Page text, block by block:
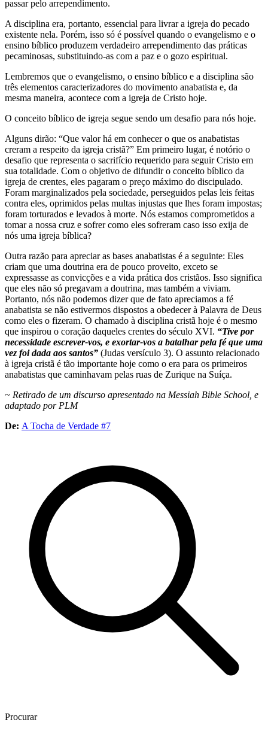
passar pelo arrependimento.
A disciplina era, portanto, essencial para livrar a igreja do pecado
existente nela. Porém, isso só é possível quando o evangelismo e o
ensino bíblico produzem verdadeiro arrependimento das práticas
pecaminosas, substituindo-as com a paz e o gozo espiritual.
Lembremos que o evangelismo, o ensino bíblico e a disciplina são
três elementos caracterizadores do movimento anabatista e, da
mesma maneira, acontece com a igreja de Cristo hoje.
O conceito bíblico de igreja segue sendo um desafio para nós hoje.
Alguns dirão: “Que valor há em conhecer o que os anabatistas
creram a respeito da igreja cristã?” Em primeiro lugar, é notório o
desafio que representa o sacrifício requerido para seguir Cristo em
sua totalidade. Com o objetivo de difundir o conceito bíblico da
igreja de crentes, eles pagaram o preço máximo do discipulado.
Foram marginalizados pela sociedade, perseguidos pelas leis feitas
contra eles, oprimidos pelas multas injustas que lhes foram impostas;
foram torturados e levados à morte. Nós estamos comprometidos a
tomar a nossa cruz e sofrer como eles sofreram caso isso exija de
nós uma igreja bíblica?
Outra razão para apreciar as bases anabatistas é a seguinte: Eles
criam que uma doutrina era de pouco proveito, exceto se
expressasse as convicções e a vida prática dos cristãos. Isso significa
que eles não só pregavam a doutrina, mas também a viviam.
Portanto, nós não podemos dizer que de fato apreciamos a fé
anabatista se não estivermos dispostos a obedecer à Palavra de Deus
como eles o fizeram. O chamado à disciplina cristã hoje é o mesmo
que inspirou o coração daqueles crentes do século XVI. “Tive por
necessidade escrever-vos, e exortar-vos a batalhar pela fé que uma
vez foi dada aos santos” (Judas versículo 3). O assunto relacionado
à igreja cristã é tão importante hoje como o era para os primeiros
anabatistas que caminhavam pelas ruas de Zurique na Suíça.
~ Retirado de um discurso apresentado na Messiah Bible School, e
adaptado por PLM
De: A Tocha de Verdade #7
Procurar